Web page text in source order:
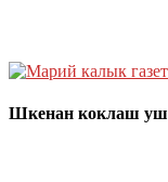
Шкенан коклаш